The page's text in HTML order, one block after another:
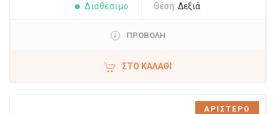
Διαθέσιμο Θέση: Δεξιά
ΠΡΟΒΟΛΗ
ΣΤΟ ΚΑΛΆΘΙ
ΑΡΙΣΤΕΡΟ